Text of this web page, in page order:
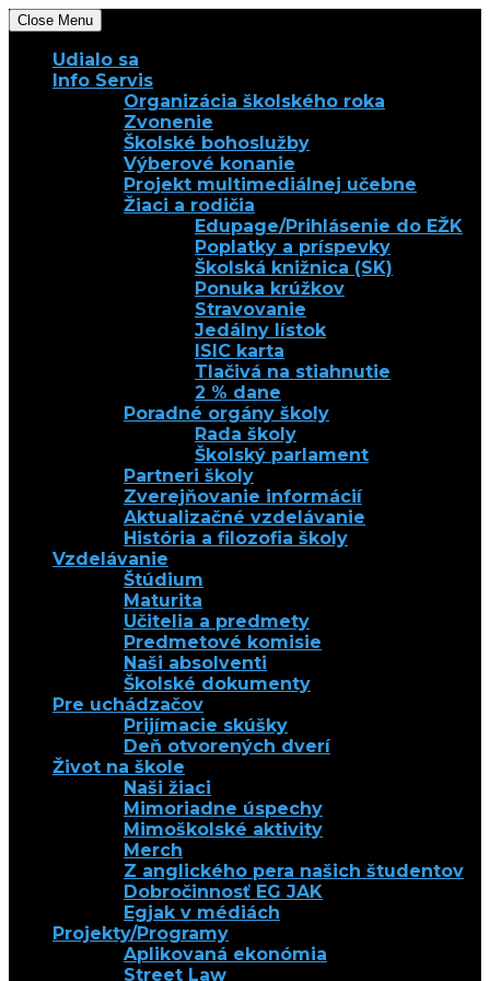
Close Menu
Udialo sa
Info Servis
Organizácia školského roka
Zvonenie
Školské bohoslužby
Výberové konanie
Projekt multimediálnej učebne
Žiaci a rodičia
Edupage/Prihlásenie do EŽK
Poplatky a príspevky
Školská knižnica (SK)
Ponuka krúžkov
Stravovanie
Jedálny lístok
ISIC karta
Tlačivá na stiahnutie
2 % dane
Poradné orgány školy
Rada školy
Školský parlament
Partneri školy
Zverejňovanie informácií
Aktualizačné vzdelávanie
História a filozofia školy
Vzdelávanie
Štúdium
Maturita
Učitelia a predmety
Predmetové komisie
Naši absolventi
Školské dokumenty
Pre uchádzačov
Prijímacie skúšky
Deň otvorených dverí
Život na škole
Naši žiaci
Mimoriadne úspechy
Mimoškolské aktivity
Merch
Z anglického pera našich študentov
Dobročinnosť EG JAK
Egjak v médiách
Projekty/Programy
Aplikovaná ekonómia
Street Law